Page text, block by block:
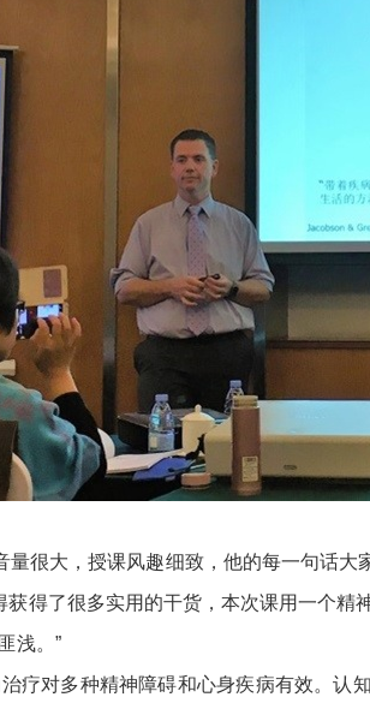
大，授课风趣细致，他的每一句话大
得了很多实用的干货，本次课用一个
浅。”
对多种精神障碍和心身疾病有效。认